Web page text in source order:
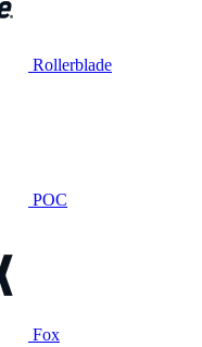
Rollerblade
POC
Fox